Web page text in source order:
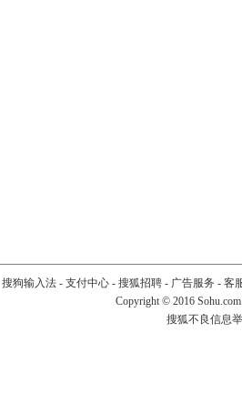
搜狗输入法- 支付中心- 搜狐招聘- 广告服务 - 客
Copyright © 2016
搜狐不良信息